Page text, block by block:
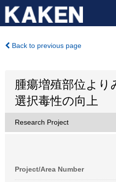
Back to previous page
腫瘍増殖部位より
選択毒性の向上
Research Project
Project/Area Number